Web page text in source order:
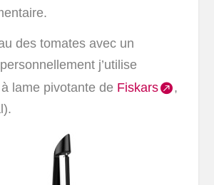
des tomates avec un
j’utilise
à lame pivotante de Fiskars
,